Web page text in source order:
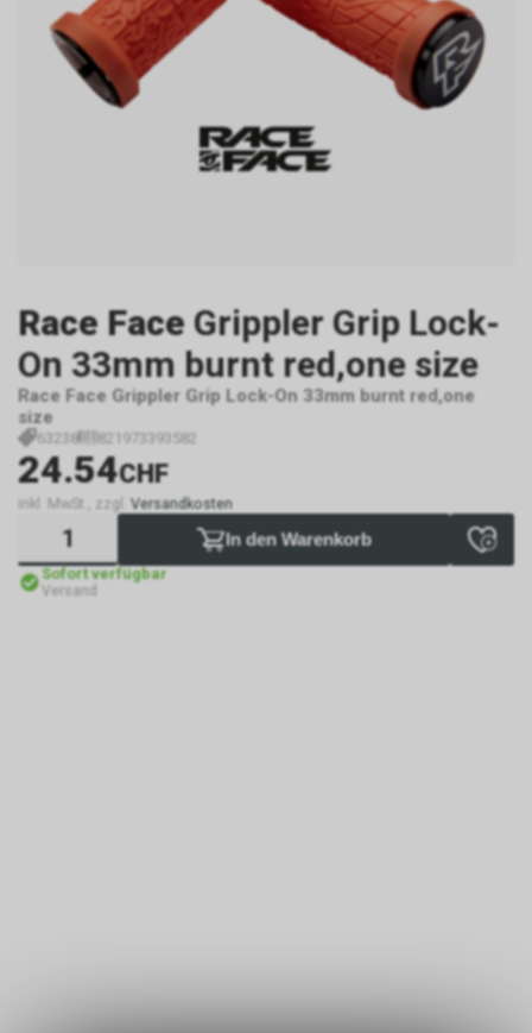
Race Face Grippler Grip Lock-
On 33mm burnt red,one size
Race Face Grippler Grip Lock-On 33mm burnt red,one
size
63238 821973393582
24.54CHF
inkl. MwSt., zzgl. Versandkosten
In den Warenkorb
Sofort verfügbar
Versand